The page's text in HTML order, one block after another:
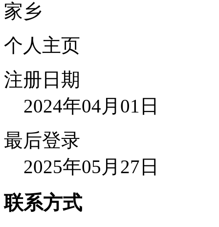
家乡
个人主页
注册日期
2024年04月01日
最后登录
2025年05月27日
联系方式